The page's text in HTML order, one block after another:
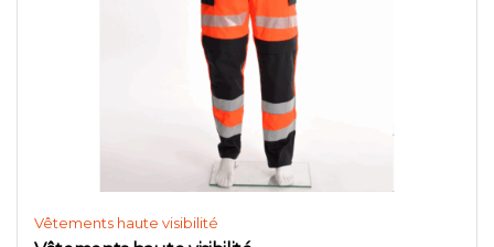
Vêtements haute visibilité